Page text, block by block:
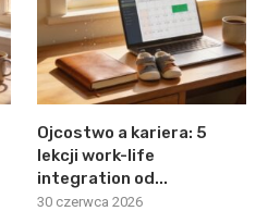
Ojcostwo a kariera: 5
lekcji work-life
integration od...
30 czerwca 2026